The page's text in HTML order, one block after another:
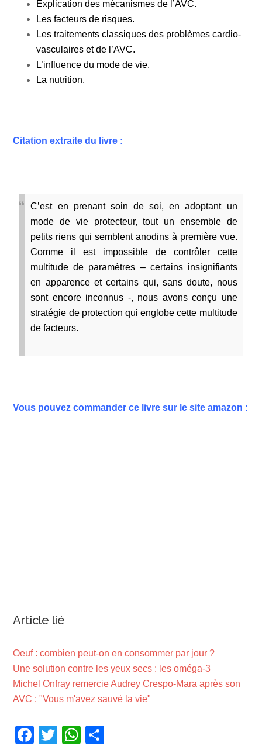
Explication des mécanismes de l’AVC.
Les facteurs de risques.
Les traitements classiques des problèmes cardio-
vasculaires et de l’AVC.
L’influence du mode de vie.
La nutrition.
Citation extraite du livre :
C’est en prenant soin de soi, en adoptant un
mode de vie protecteur, tout un ensemble de
petits riens qui semblent anodins à première vue.
Comme il est impossible de contrôler cette
multitude de paramètres – certains insignifiants
en apparence et certains qui, sans doute, nous
sont encore inconnus -, nous avons conçu une
stratégie de protection qui englobe cette multitude
de facteurs.
Vous pouvez commander ce livre sur le site amazon :
Article lié
Oeuf : combien peut-on en consommer par jour ?
Une solution contre les yeux secs : les oméga-3
Michel Onfray remercie Audrey Crespo-Mara après son
AVC : "Vous m'avez sauvé la vie"
Facebook
TwitterWhatsApp